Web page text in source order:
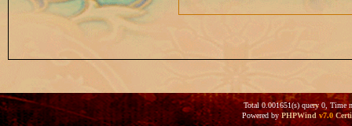
Total 0.001651(s) query 0, Time
Powered byPHPWind v7.0